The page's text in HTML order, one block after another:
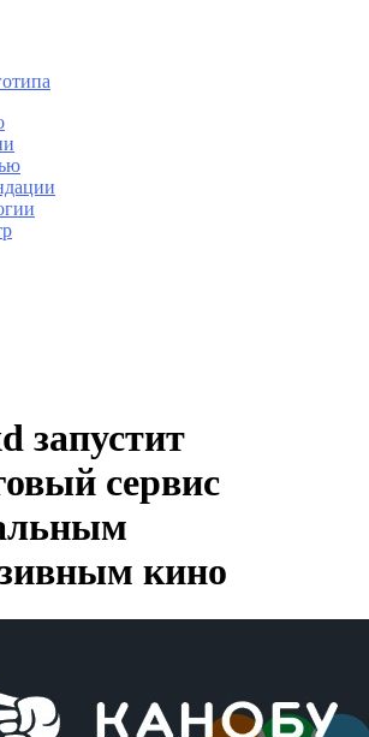
запустит
сервис
кино